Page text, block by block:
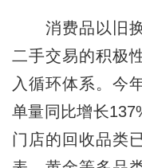
消费品以旧换
二手交易的积极
入循环体系。今
单量同比增长
门店的回收品类